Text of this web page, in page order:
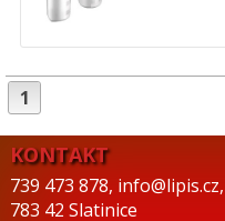
1
KONTAKT
739 473 878, info@lipis.cz,
783 42 Slatinice